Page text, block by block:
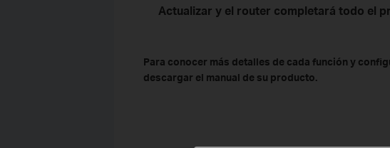
Actualizar y el router completará todo el
Para conocer más detalles de cada función y
descargar el manual de su producto.